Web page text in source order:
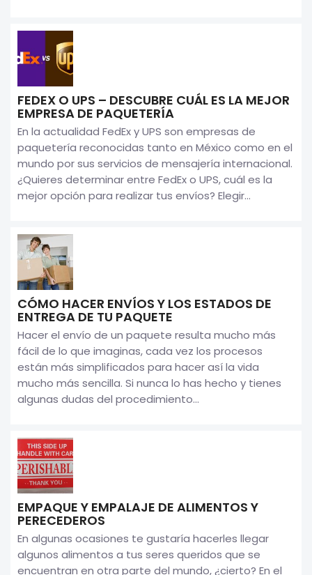
FEDEX O UPS – DESCUBRE CUÁL ES LA MEJOR
EMPRESA DE PAQUETERÍA
En la actualidad FedEx y UPS son empresas de
paquetería reconocidas tanto en México como en el
mundo por sus servicios de mensajería internacional.
¿Quieres determinar entre FedEx o UPS, cuál es la
mejor opción para realizar tus envíos? Elegir...
CÓMO HACER ENVÍOS Y LOS ESTADOS DE
ENTREGA DE TU PAQUETE
Hacer el envío de un paquete resulta mucho más
fácil de lo que imaginas, cada vez los procesos
están más simplificados para hacer así la vida
mucho más sencilla. Si nunca lo has hecho y tienes
algunas dudas del procedimiento...
EMPAQUE Y EMPALAJE DE ALIMENTOS Y
PERECEDEROS
En algunas ocasiones te gustaría hacerles llegar
algunos alimentos a tus seres queridos que se
encuentran en otra parte del mundo, ¿cierto? En el